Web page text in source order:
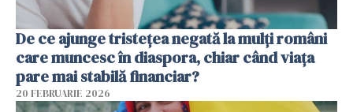
De ce ajunge tristețea negată la mulți români
care muncesc în diaspora, chiar când viața
pare mai stabilă financiar?
20 FEBRUARIE 2026